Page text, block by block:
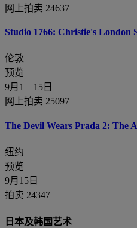
网上拍卖 24637
Studio 1766: Christie's London
伦敦
预览
9月1 – 15日
网上拍卖 25097
The Devil Wears Prada 2: The
纽约
预览
9月15日
拍卖 24347
日本及韩国艺术